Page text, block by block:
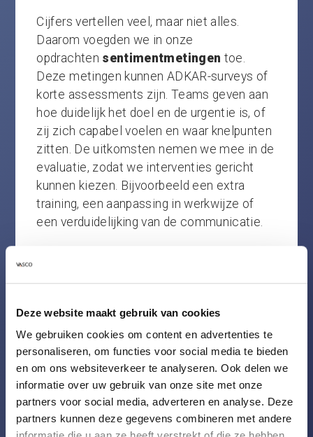
Deze website maakt gebruik van cookies
We gebruiken cookies om content en advertenties te
personaliseren, om functies voor social media te bieden
en om ons websiteverkeer te analyseren. Ook delen we
informatie over uw gebruik van onze site met onze
partners voor social media, adverteren en analyse. Deze
partners kunnen deze gegevens combineren met andere
Cijfers vertellen veel, maar niet alles.
Daarom voegden we in onze
opdrachten sentimentmetingen toe.
Deze metingen kunnen ADKAR-surveys of
korte assessments zijn. Teams geven aan
hoe duidelijk het doel en de urgentie is, of
zij zich capabel voelen en waar knelpunten
zitten. De uitkomsten nemen we mee in de
evaluatie, zodat we interventies gericht
kunnen kiezen. Bijvoorbeeld een extra
training, een aanpassing in werkwijze of
een verduidelijking van de communicatie.
alleen op cijfers.
3. Sturen op waarde: van inzicht naar
actie
In één opdracht zagen we in het dashboard
dat een deel van de ERP-licenties